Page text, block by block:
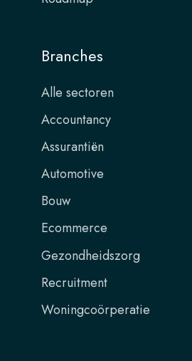
Branches
Alle sectoren
Accountancy
Assurantiën
Automotive
Bouw
Ecommerce
Gezondheidszorg
Recruitment
Woningcoörperatie